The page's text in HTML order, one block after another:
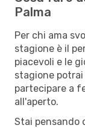
Palma
Per chi ama
stagione è il
piacevoli e le
stagione
partecipare a
all'aperto.
Stai pensando